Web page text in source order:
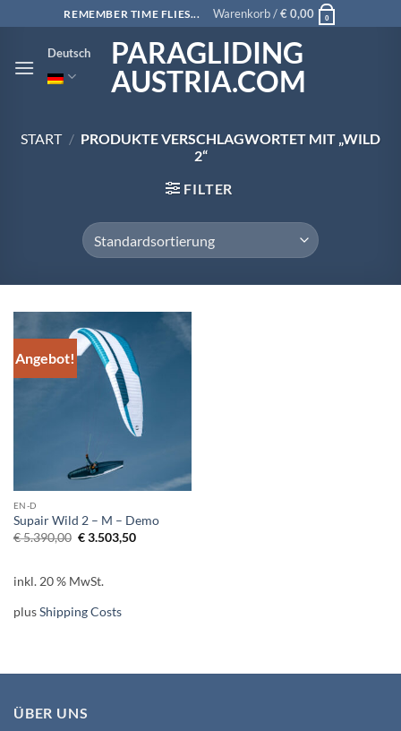
Inhalt
springen
REMEMBER TIME FLIES... Warenkorb /€0,00 0
PARAGLIDING
AUSTRIA.COM
Deutsch
START / PRODUKTE VERSCHLAGWORTET MIT „WILD
2“
FILTER
Angebot!
EN-D
Supair Wild 2 – M – Demo
€5.390,00 Ursprünglicher
€3.503,50Aktueller
inkl. 20 % MwSt.
plusShipping Costs
ÜBER UNS